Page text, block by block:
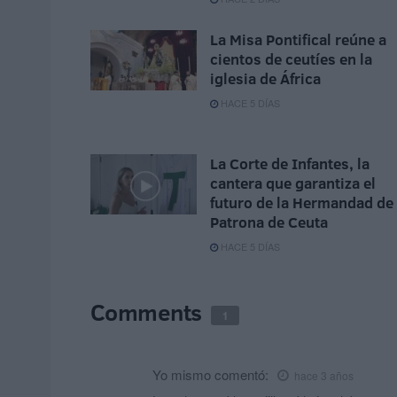
La Misa Pontifical reúne a
cientos de ceutíes en la
iglesia de África
HACE 5 DÍAS
La Corte de Infantes, la
cantera que garantiza el
futuro de la Hermandad de
Patrona de Ceuta
HACE 5 DÍAS
Comments 1
Yo mismo comentó: hace 3 años